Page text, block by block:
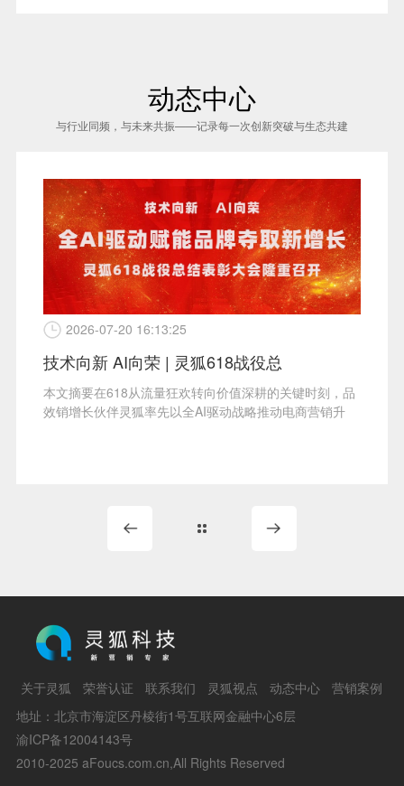
动态中心
与行业同频，与未来共振——记录每一次创新突破与生态共建
2026-07-20 16:13:25
技术向新 AI向荣 | 灵狐618战役总
本文摘要在618从流量狂欢转向价值深耕的关键时刻，品
效销增长伙伴灵狐率先以全AI驱动战略推动电商营销升
关于灵狐 荣誉认证 联系我们 灵狐视点 动态中心
营销案例
地址：北京市海淀区丹棱街1号互联网金融中心6层
渝ICP备12004143号
2010-2025 aFoucs.com.cn,All Rights Reserved